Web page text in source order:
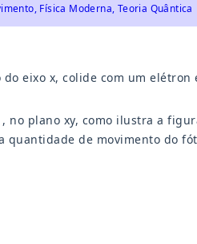
Física Moderna, Teoria Quântica
eixo x, colide com um elétron
, no plano xy, como ilustra a
de movimento do